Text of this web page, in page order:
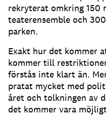
rekryterat omkring 150
teaterensemble och
parken.
Exakt hur det kommer
kommer till
förstås inte klart än.
pratat mycket med
året och tolkningen av
det kommer vara